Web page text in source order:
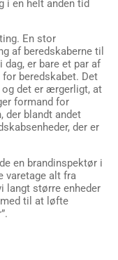
i en helt anden tid
En stor
af beredskaberne til
dag, er bare et par af
beredskabet. Det
og det er ærgerligt, at
formand for
der blandt andet
der er
en brandinspektør i
varetage alt fra
langt større enheder
til at løfte